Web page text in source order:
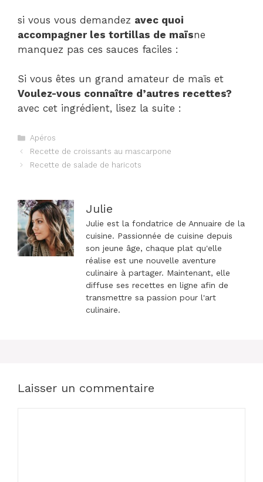
si vous vous demandez avec quoi
accompagner les tortillas de maïsne
manquez pas ces sauces faciles :
Si vous êtes un grand amateur de maïs et
Voulez-vous connaître d’autres recettes?
avec cet ingrédient, lisez la suite :
Catégories
Apéros
Navigation
des
Recette de croissants au mascarpone
Recette de salade de haricots
Julie
Julie est la fondatrice de Annuaire de la
cuisine. Passionnée de cuisine depuis
son jeune âge, chaque plat qu'elle
réalise est une nouvelle aventure
culinaire à partager. Maintenant, elle
diffuse ses recettes en ligne afin de
transmettre sa passion pour l'art
culinaire.
Laisser un commentaire